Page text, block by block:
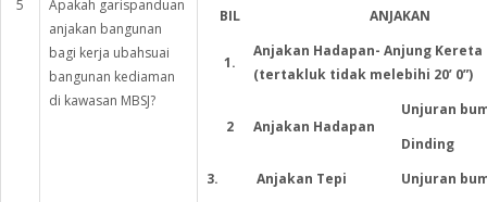
5
Apakah garispanduan
anjakan bangunan
bagi kerja ubahsuai
bangunan kediaman
di kawasan MBSJ?
BIL ANJAKAN
1.
Anjakan Hadapan- Anjung Kereta
(tertakluk tidak melebihi 20’ 0”)
2 Anjakan Hadapan
Unjuran
Dinding
3.
Anjakan Tepi
Unjuran